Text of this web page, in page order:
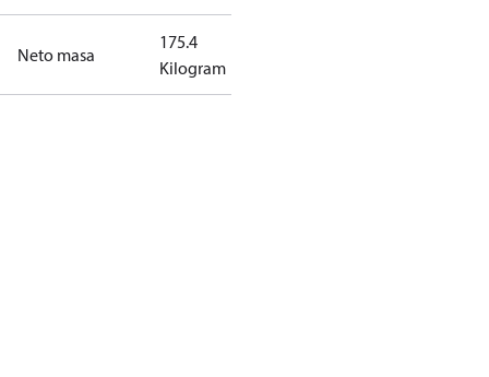
Neto masa
175.4
Kilogram